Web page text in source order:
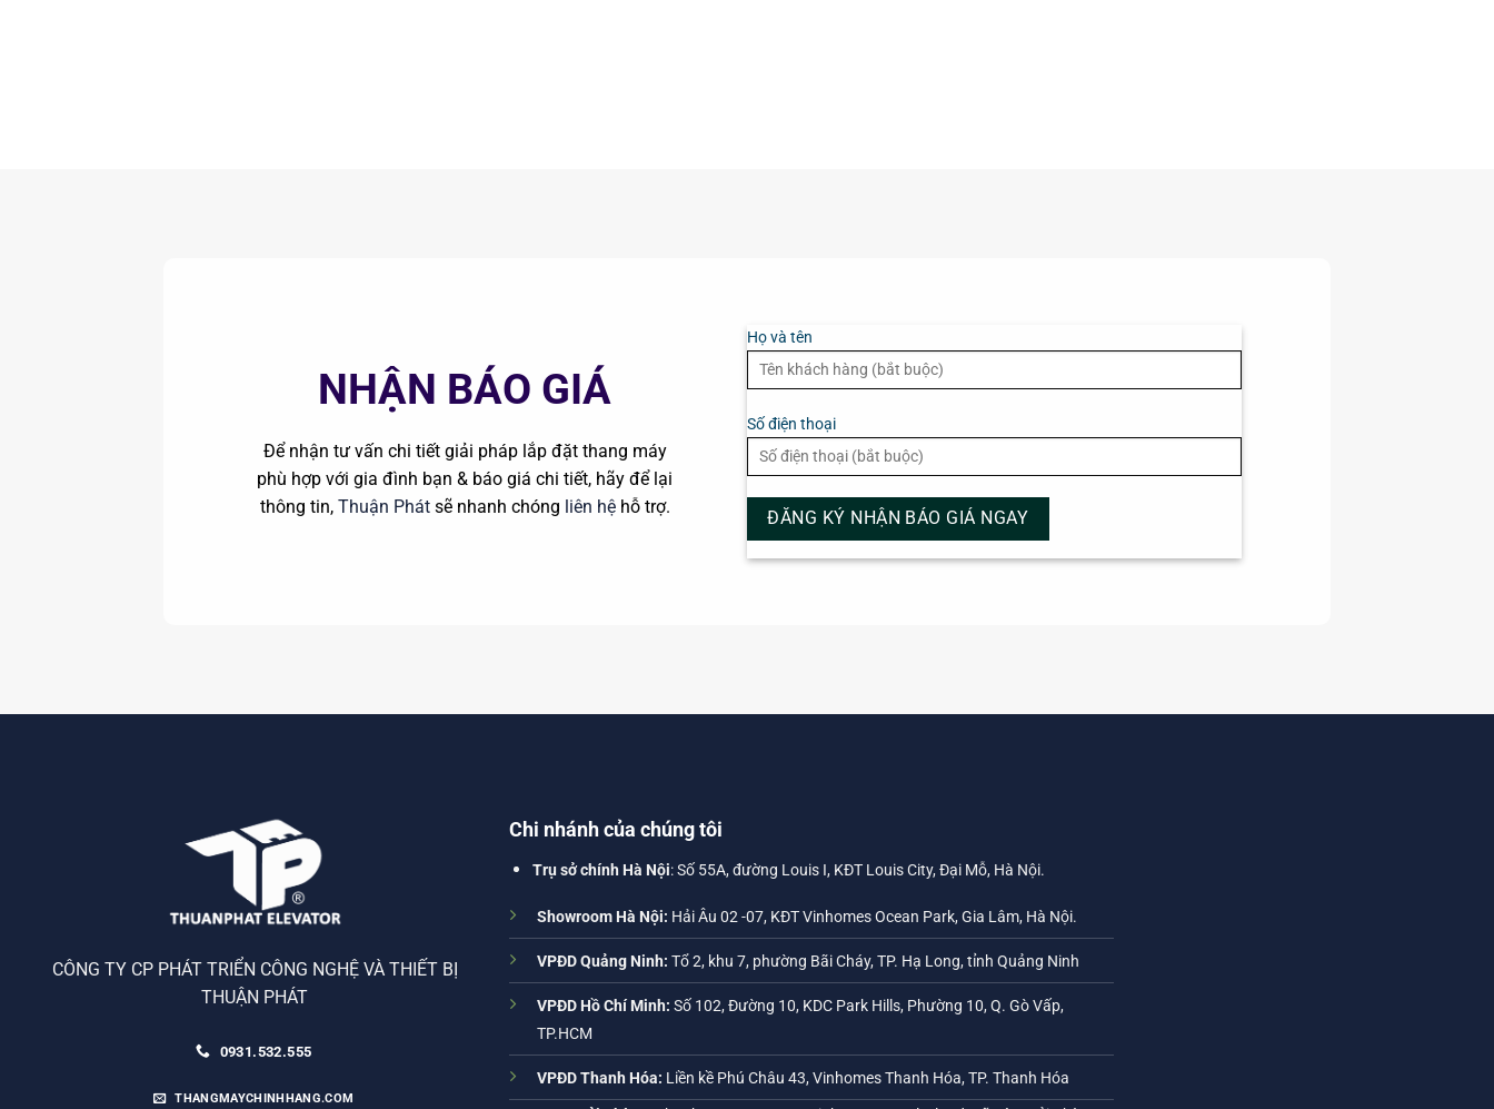
NHẬN BÁO GIÁ
Để nhận tư vấn chi tiết giải pháp lắp đặt thang máy
phù hợp với gia đình bạn & báo giá chi tiết, hãy để lại
thông tin, Thuận Phátsẽ nhanh chóng liên hệhỗ trợ.
Họ và tên
Số điện thoại
CÔNG TY CP PHÁT TRIỂN CÔNG NGHỆ VÀ THIẾT BỊ
THUẬN PHÁT
0931.532.555
THANGMAYCHINHHANG.COM
Chi nhánh của chúng tôi
Trụ sở chính Hà Nội: Số 55A, đường Louis I, KĐT Louis City, Đại Mỗ, Hà Nội.
Showroom Hà Nội: Hải Âu 02 -07, KĐT Vinhomes Ocean Park, Gia Lâm, Hà Nội.
VPĐD Quảng Ninh: Tổ 2, khu 7, phường Bãi Cháy, TP. Hạ Long, tỉnh Quảng Ninh
VPĐD Hồ Chí Minh: Số 102, Đường 10, KDC Park Hills, Phường 10, Q. Gò Vấp,
TP.HCM
VPĐD Thanh Hóa: Liền kề Phú Châu 43, Vinhomes Thanh Hóa, TP. Thanh Hóa